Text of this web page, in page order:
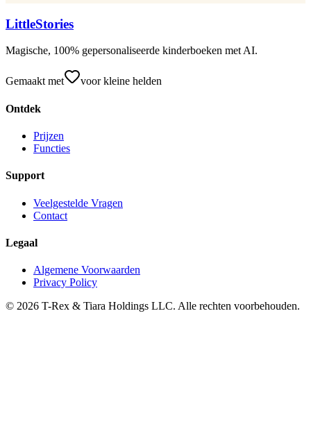
LittleStories
Magische, 100% gepersonaliseerde kinderboeken met AI.
Gemaakt met voor kleine helden
Ontdek
Prijzen
Functies
Support
Veelgestelde Vragen
Contact
Legaal
Algemene Voorwaarden
Privacy Policy
© 2026 T-Rex & Tiara Holdings LLC. Alle rechten voorbehouden.